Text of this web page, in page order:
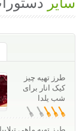
طرز تهیه چیز
کیک انار برای
شب یلدا